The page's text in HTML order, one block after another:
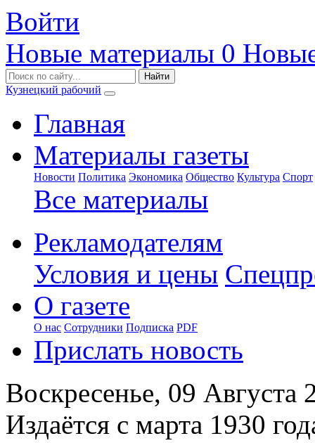
Войти
Новые материалы 0
Кузнецкий рабочий
Главная
Материалы газеты
Новости Политика Экономика Общество Культура Спорт
Все материалы
Рекламодателям
Условия и цены
О газете
О нас Сотрудники Подписка PDF
Прислать новость
Воскресенье, 09 Августа
Издаётся с марта 1930